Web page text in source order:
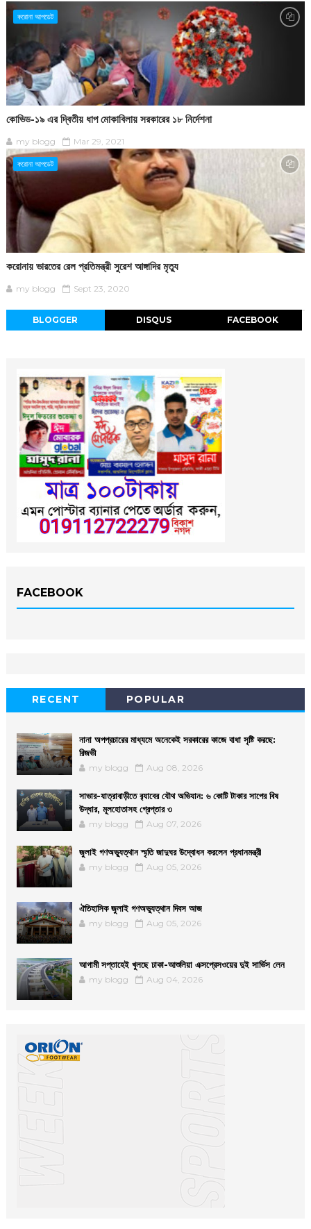
করোনা আপডেট
কোভিড-১৯ এর দ্বিতীয় ধাপ মোকাবিলায় সরকারের ১৮ নির্দেশনা
my blogg Mar 29, 2021
করোনা আপডেট
করোনায় ভারতের রেল প্রতিমন্ত্রী সুরেশ আঙ্গাদির মৃত্যু
my blogg Sept 23, 2020
BLOGGER DISQUS FACEBOOK
FACEBOOK
RECENT POPULAR
নানা অপপ্রচারের মাধ্যমে অনেকেই সরকারের কাজে বাধা সৃষ্টি করছে:
রিজভী
my blogg Aug 08, 2026
সাভার-যাত্রাবাড়ীতে র‌্যাবের যৌথ অভিযান: ৬ কোটি টাকার সাপের বিষ
উদ্ধার, মূলহোতাসহ গ্রেপ্তার ৩
my blogg Aug 07, 2026
জুলাই গণঅভ্যুত্থান স্মৃতি জাদুঘর উদ্বোধন করলেন প্রধানমন্ত্রী
my blogg Aug 05, 2026
ঐতিহাসিক জুলাই গণঅভ্যুত্থান দিবস আজ
my blogg Aug 05, 2026
আগামী সপ্তাহেই খুলছে ঢাকা-আশুলিয়া এক্সপ্রেসওয়ের দুই সার্ভিস লেন
my blogg Aug 04, 2026